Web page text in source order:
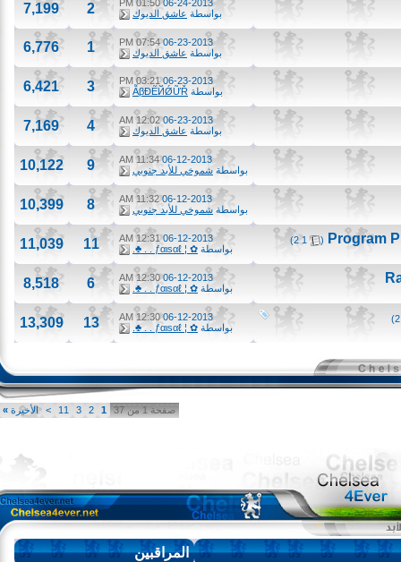
06-24-2013
01:50 PM
بواسطةعاشق الديوك 2
7,199
06-23-2013
07:54 PM
بواسطةعاشق الديوك 1
6,776
06-23-2013
03:21 PM
بواسطةẪβĐẼЙǾỮŘ
3
6,421
06-23-2013
12:02 AM
بواسطةعاشق الديوك 4
7,169
06-12-2013
11:34 AM
بواسطةشموخي للأبد جنوبي 9
10,122
06-12-2013
11:32 AM
بواسطةشموخي للأبد جنوبي 8
10,399
‏
(
1
2
)
06-12-2013
12:31 AM
بواسطة✿ ¦ ƒαιѕαℓ . . ♣.
11
11,039
06-12-2013
12:30 AM
بواسطة✿ ¦ ƒαιѕαℓ . . ♣.
6
8,518
06-12-2013
12:30 AM
بواسطة✿ ¦ ƒαιѕαℓ . . ♣.
13
13,309
صفحة 1 من 37 1
2
11
> الأخيرة»
المراقبين